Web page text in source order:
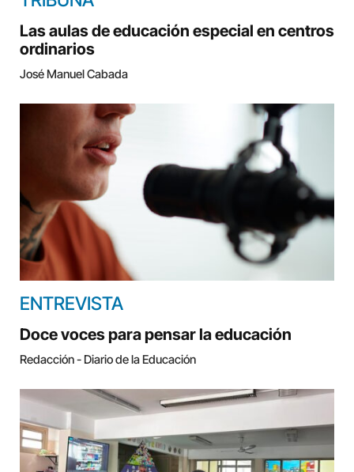
Las aulas de educación especial en centros
ordinarios
José Manuel Cabada
ENTREVISTA
Doce voces para pensar la educación
Redacción - Diario de la Educación